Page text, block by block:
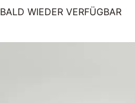
BALD WIEDER VERFÜGBAR